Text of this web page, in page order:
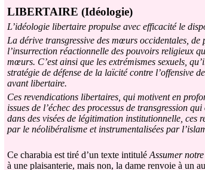
LIBERTAIRE (Idéologie)
L’idéologie libertaire propulse avec efficacité le
La dérive transgressive des mœurs occidentales,
l’insurrection réactionnelle des pouvoirs religieux
mœurs. C’est ainsi que les extrémismes sexuels,
stratégie de défense de la laïcité contre l’offensive
avant libertaire.
Ces revendications libertaires, qui motivent en
issues de l’échec des processus de transgression
dans des visées de légitimation institutionnelle, ces
par le néolibéralisme et instrumentalisées par
Ce charabia est tiré d’un texte intitulé Assumer
à une plaisanterie, mais non, la dame renvoie à un